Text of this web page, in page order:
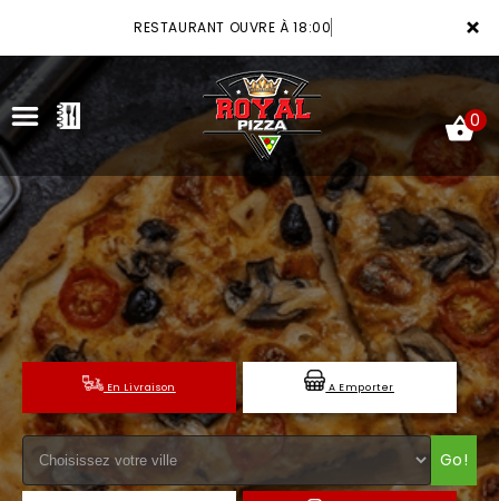
×
RESTAURANT OUVRE À 18:00
ACCUEIL
LA CARTE
VOTRE COMPTE
NOTRE RESTAURANT
VOS AVIS
MENTIONS LÉGALES
0
En Livraison A Emporter
Go!